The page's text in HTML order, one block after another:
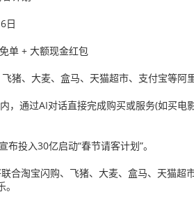
日
单 + 大额现金红包
猪、大麦、盒马、天猫超市、支付宝等阿
，通过AI对话直接完成购买或服务(如买电
布投入30亿启动“春节请客计划”。
合淘宝闪购、飞猪、大麦、盒马、天猫超